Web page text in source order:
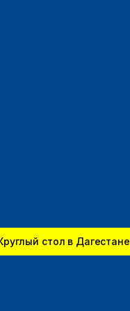
стол в Дагестане